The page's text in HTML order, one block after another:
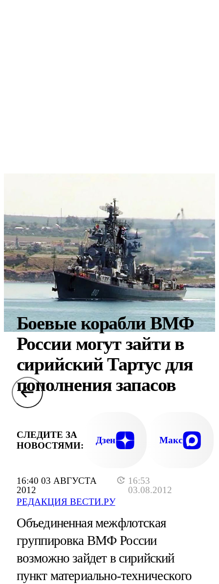
16:40 03 АВГУСТА
2012
16:53
03.08.2012
РЕДАКЦИЯ ВЕСТИ.РУ
Боевые корабли ВМФ
России могут зайти в
сирийский Тартус для
пополнения запасов
СЛЕДИТЕ ЗА
НОВОСТЯМИ:
Дзен Макс
Объединенная межфлотская
группировка ВМФ России
возможно зайдет в сирийский
пункт материально-технического